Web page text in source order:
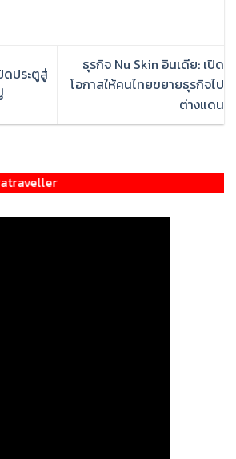
ดประตูสู่
ธุรกิจ Nu Skin อินเดีย: เปิด
โอกาสให้คนไทยขยายธุรกิจไป
ต่างแดน